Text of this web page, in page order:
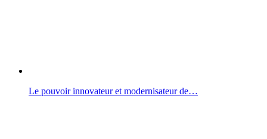
Le pouvoir innovateur et modernisateur de…